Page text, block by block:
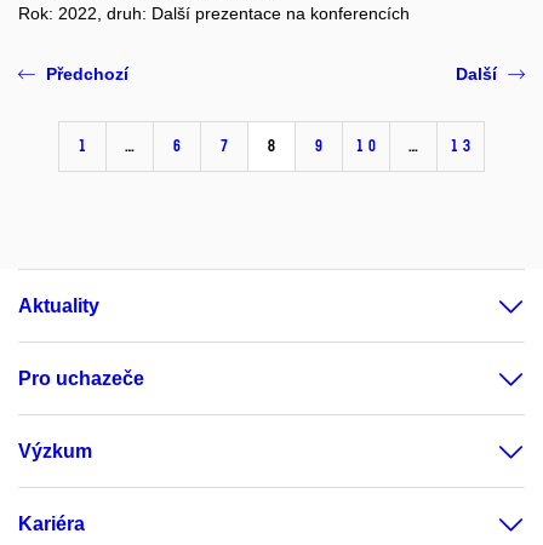
Rok: 2022, druh: Další prezentace na konferencích
Předchozí
1 … 6 7 8 9 10 … 13
Další
Aktuality
Pro uchazeče
Výzkum
Kariéra